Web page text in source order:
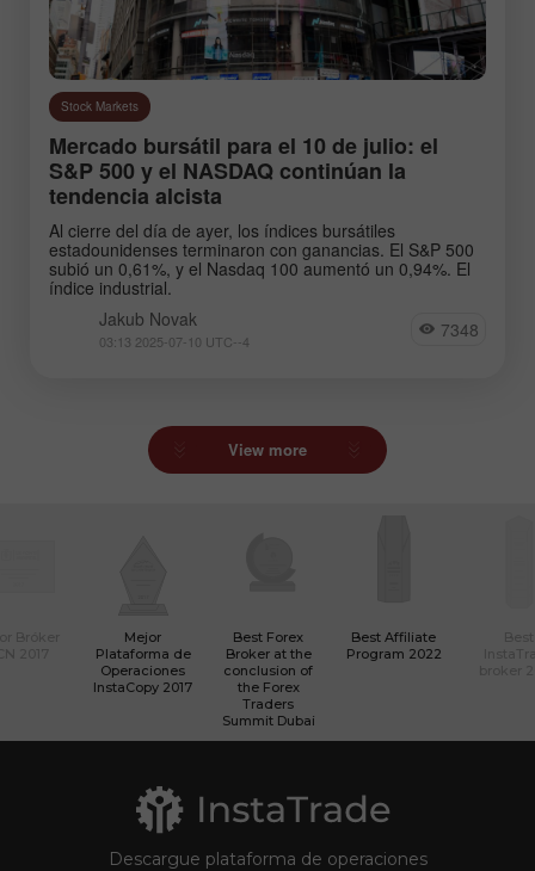
Stock Markets
Mercado bursátil para el 10 de julio: el
S&P 500 y el NASDAQ continúan la
tendencia alcista
Al cierre del día de ayer, los índices bursátiles
estadounidenses terminaron con ganancias. El S&P 500
subió un 0,61%, y el Nasdaq 100 aumentó un 0,94%. El
índice industrial.
Jakub Novak
03:13 2025-07-10 UTC--4 7348
View more
Mejor
Plataforma de
Operaciones
InstaCopy 2017
Best Forex
Broker at the
conclusion of
the Forex
Traders
Summit Dubai
Best Affiliate
Program 2022
Descargue plataforma de operaciones